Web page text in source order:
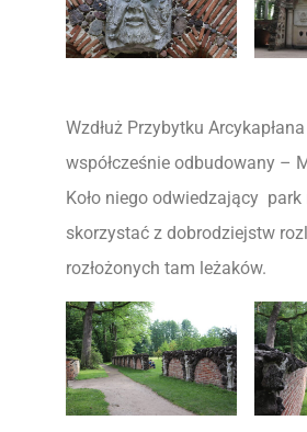
Wzdłuż Przybytku
współcześnie odbudowany –
Koło niego odwiedzający park
skorzystać z dobrodziejstw
rozłożonych tam leżaków.